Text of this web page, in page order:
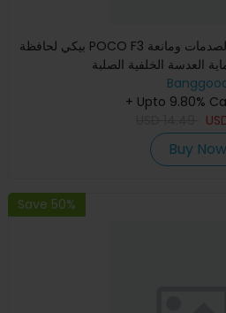
بيكي لحافظة POCO F3 العالمية الشفافة الحماية من الصدمات ومانعة
العدسة الخلفية الصلبة
+ Upto 9.80%
Buy Now
Save 50%